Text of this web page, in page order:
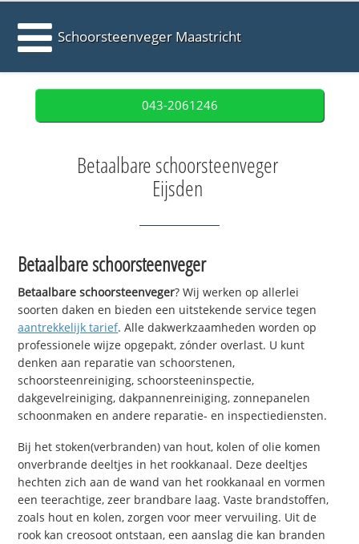
Schoorsteenveger Maastricht
043-2061246
Betaalbare schoorsteenveger
Eijsden
Betaalbare schoorsteenveger
Betaalbare schoorsteenveger? Wij werken op allerlei
soorten daken en bieden een uitstekende service tegen
aantrekkelijk tarief. Alle dakwerkzaamheden worden op
professionele wijze opgepakt, zónder overlast. U kunt
denken aan reparatie van schoorstenen,
schoorsteenreiniging, schoorsteeninspectie,
dakgevelreiniging, dakpannenreiniging, zonnepanelen
schoonmaken en andere reparatie- en inspectiediensten.
Bij het stoken(verbranden) van hout, kolen of olie komen
onverbrande deeltjes in het rookkanaal. Deze deeltjes
hechten zich aan de wand van het rookkanaal en vormen
een teerachtige, zeer brandbare laag. Vaste brandstoffen,
zoals hout en kolen, zorgen voor meer vervuiling. Uit de
rook kan creosoot ontstaan, een aanslag die kan branden